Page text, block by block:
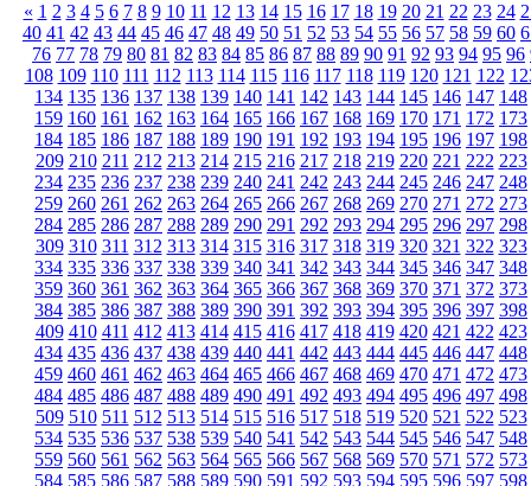
« 1 2 3 4 5 6 7 8 9 10 11 12 13 14 15 16 17 18 19 20 21 22 23 24
40 41 42 43 44 45 46 47 48 49 50 51 52 53 54 55 56 57 58 59 60
76 77 78 79 80 81 82 83 84 85 86 87 88 89 90 91 92 93 94 95 96
108 109 110 111 112 113 114 115 116 117 118 119 120 121 122
134 135 136 137 138 139 140 141 142 143 144 145 146 147 148
159 160 161 162 163 164 165 166 167 168 169 170 171 172 173
184 185 186 187 188 189 190 191 192 193 194 195 196 197 198
209 210 211 212 213 214 215 216 217 218 219 220 221 222 223
234 235 236 237 238 239 240 241 242 243 244 245 246 247 248
259 260 261 262 263 264 265 266 267 268 269 270 271 272 273
284 285 286 287 288 289 290 291 292 293 294 295 296 297 298
309 310 311 312 313 314 315 316 317 318 319 320 321 322 323
334 335 336 337 338 339 340 341 342 343 344 345 346 347 348
359 360 361 362 363 364 365 366 367 368 369 370 371 372 373
384 385 386 387 388 389 390 391 392 393 394 395 396 397 398
409 410 411 412 413 414 415 416 417 418 419 420 421 422 423
434 435 436 437 438 439 440 441 442 443 444 445 446 447 448
459 460 461 462 463 464 465 466 467 468 469 470 471 472 473
484 485 486 487 488 489 490 491 492 493 494 495 496 497 498
509 510 511 512 513 514 515 516 517 518 519 520 521 522 523
534 535 536 537 538 539 540 541 542 543 544 545 546 547 548
559 560 561 562 563 564 565 566 567 568 569 570 571 572 573
584 585 586 587 588 589 590 591 592 593 594 595 596 597 598